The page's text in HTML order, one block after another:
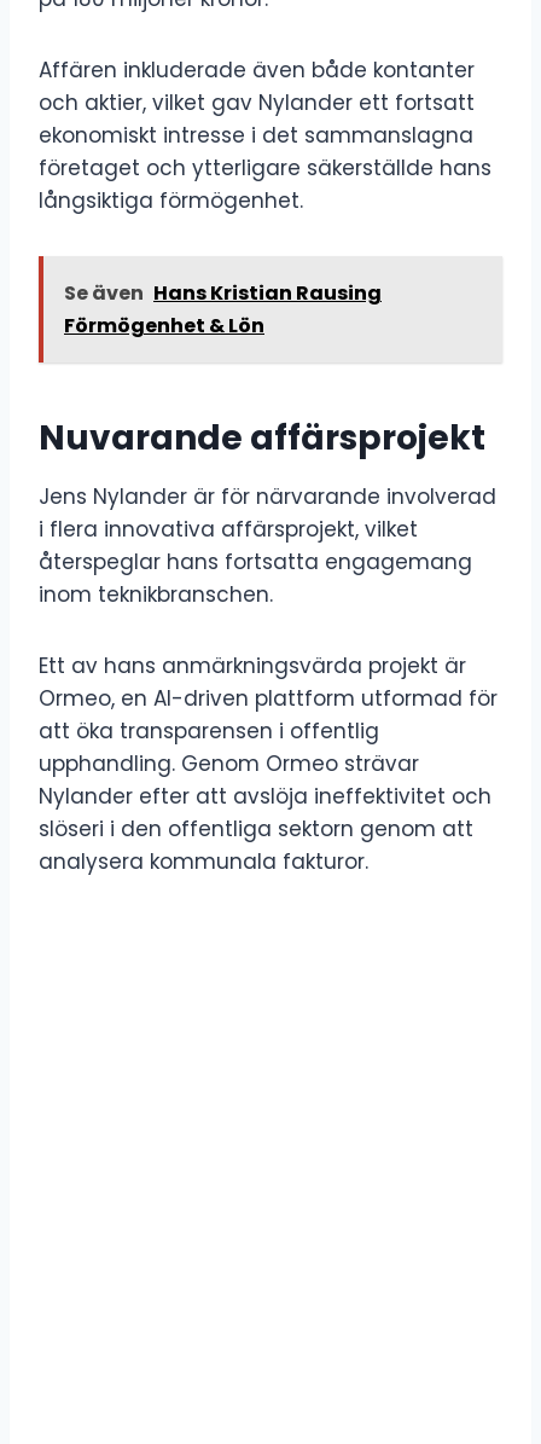
Affären inkluderade även både kontanter
och aktier, vilket gav Nylander ett fortsatt
ekonomiskt intresse i det sammanslagna
företaget och ytterligare säkerställde hans
långsiktiga förmögenhet.
Se även Hans Kristian Rausing
Förmögenhet & Lön
Nuvarande affärsprojekt
Jens Nylander är för närvarande involverad
i flera innovativa affärsprojekt, vilket
återspeglar hans fortsatta engagemang
inom teknikbranschen.
Ett av hans anmärkningsvärda projekt är
Ormeo, en AI-driven plattform utformad för
att öka transparensen i offentlig
upphandling. Genom Ormeo strävar
Nylander efter att avslöja ineffektivitet och
slöseri i den offentliga sektorn genom att
analysera kommunala fakturor.